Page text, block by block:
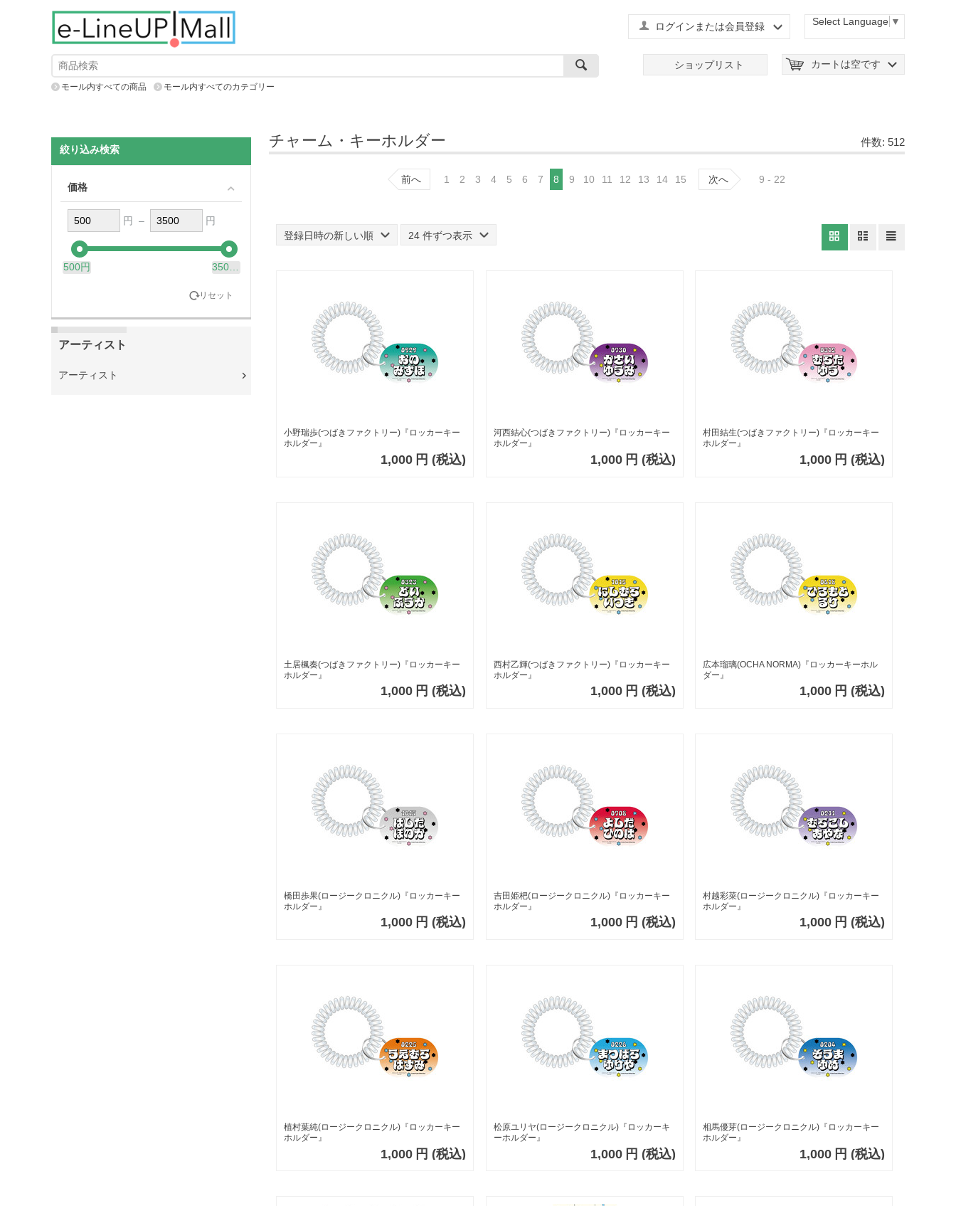
Select Language ▼
ログインまたは会員登録
カートは空です
ショップリスト
モール内すべての商品 モール内すべてのカテゴリー
絞り込み検索
価格
円 – 円
500円 3500円
リセット
アーティスト
アーティスト
チャーム・キーホルダー 件数: 512
前へ 1 2 3 4 5 6 7 8 9 10 11 12 13 14 15 次へ 9 - 22
登録日時の新しい順 24 件ずつ表示
小野瑞歩(つばきファクトリー)『ロッカーキー
ホルダー』
1,000 円 (税込)
河西結心(つばきファクトリー)『ロッカーキー
ホルダー』
1,000 円 (税込)
村田結生(つばきファクトリー)『ロッカーキー
ホルダー』
1,000 円 (税込)
土居楓奏(つばきファクトリー)『ロッカーキー
ホルダー』
1,000 円 (税込)
西村乙輝(つばきファクトリー)『ロッカーキー
ホルダー』
1,000 円 (税込)
広本瑠璃(OCHA NORMA)『ロッカーキーホル
ダー』
1,000 円 (税込)
橋田歩果(ロージークロニクル)『ロッカーキー
ホルダー』
1,000 円 (税込)
吉田姫杷(ロージークロニクル)『ロッカーキー
ホルダー』
1,000 円 (税込)
村越彩菜(ロージークロニクル)『ロッカーキー
ホルダー』
1,000 円 (税込)
植村葉純(ロージークロニクル)『ロッカーキー
ホルダー』
1,000 円 (税込)
松原ユリヤ(ロージークロニクル)『ロッカーキ
ーホルダー』
1,000 円 (税込)
相馬優芽(ロージークロニクル)『ロッカーキー
ホルダー』
1,000 円 (税込)